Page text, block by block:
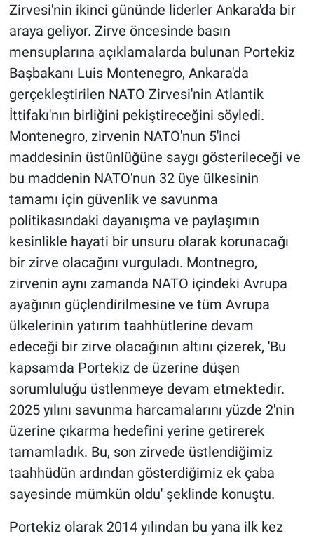
Zirvesi'nin ikinci gününde liderler Ankara'da bir
araya geliyor. Zirve öncesinde basın
mensuplarına açıklamalarda bulunan Portekiz
Başbakanı Luis Montenegro, Ankara'da
gerçekleştirilen NATO Zirvesi'nin Atlantik
İttifakı'nın birliğini pekiştireceğini söyledi.
Montenegro, zirvenin NATO'nun 5'inci
maddesinin üstünlüğüne saygı gösterileceği ve
bu maddenin NATO'nun 32 üye ülkesinin
tamamı için güvenlik ve savunma
politikasındaki dayanışma ve paylaşımın
kesinlikle hayati bir unsuru olarak korunacağı
bir zirve olacağını vurguladı. Montnegro,
zirvenin aynı zamanda NATO içindeki Avrupa
ayağının güçlendirilmesine ve tüm Avrupa
ülkelerinin yatırım taahhütlerine devam
edeceği bir zirve olacağının altını çizerek, 'Bu
kapsamda Portekiz de üzerine düşen
sorumluluğu üstlenmeye devam etmektedir.
2025 yılını savunma harcamalarını yüzde 2'nin
üzerine çıkarma hedefini yerine getirerek
tamamladık. Bu, son zirvede üstlendiğimiz
taahhüdün ardından gösterdiğimiz ek çaba
sayesinde mümkün oldu' şeklinde konuştu.
Portekiz olarak 2014 yılından bu yana ilk kez